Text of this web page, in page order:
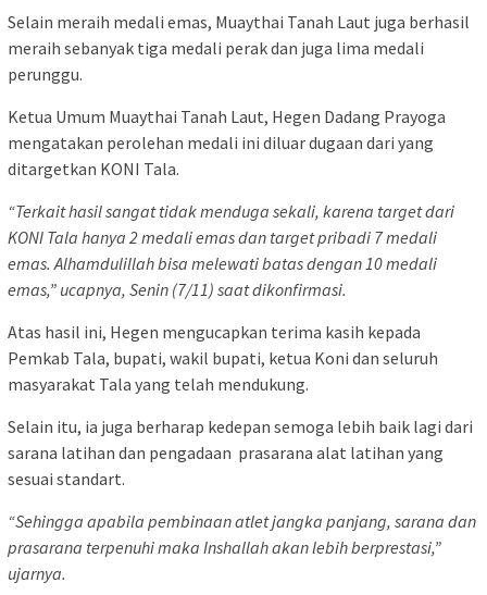
Selain meraih medali emas, Muaythai Tanah Laut juga berhasil
meraih sebanyak tiga medali perak dan juga lima medali
perunggu.
Ketua Umum Muaythai Tanah Laut, Hegen Dadang Prayoga
mengatakan perolehan medali ini diluar dugaan dari yang
ditargetkan KONI Tala.
“Terkait hasil sangat tidak menduga sekali, karena target dari
KONI Tala hanya 2 medali emas dan target pribadi 7 medali
emas. Alhamdulillah bisa melewati batas dengan 10 medali
emas,” ucapnya, Senin (7/11) saat dikonfirmasi.
Atas hasil ini, Hegen mengucapkan terima kasih kepada
Pemkab Tala, bupati, wakil bupati, ketua Koni dan seluruh
masyarakat Tala yang telah mendukung.
Selain itu, ia juga berharap kedepan semoga lebih baik lagi dari
sarana latihan dan pengadaan prasarana alat latihan yang
sesuai standart.
“Sehingga apabila pembinaan atlet jangka panjang, sarana dan
prasarana terpenuhi maka Inshallah akan lebih berprestasi,”
ujarnya.